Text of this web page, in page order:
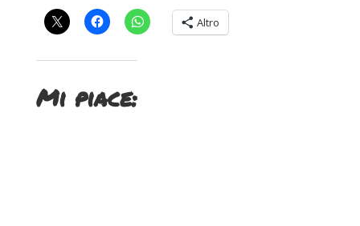
Altro
Mi piace: